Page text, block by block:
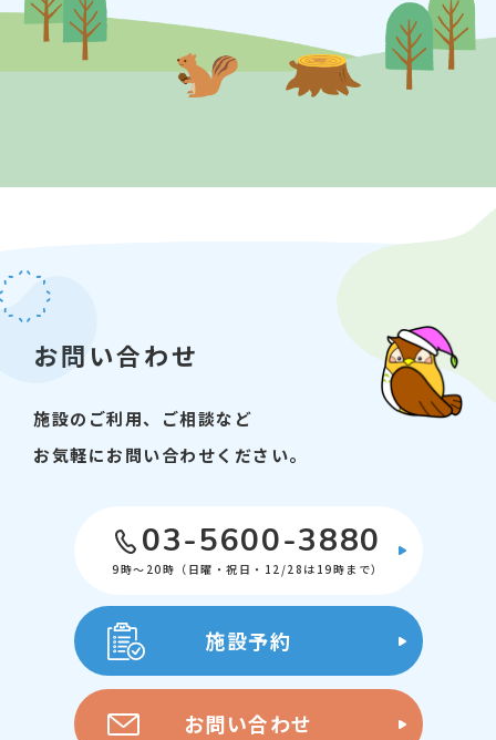
お問い合わせ
施設のご利用、ご相談など
お気軽にお問い合わせください。
03-5600-3880
9時～20時（日曜・祝日・12/28は19時まで）
施設予約
お問い合わせ